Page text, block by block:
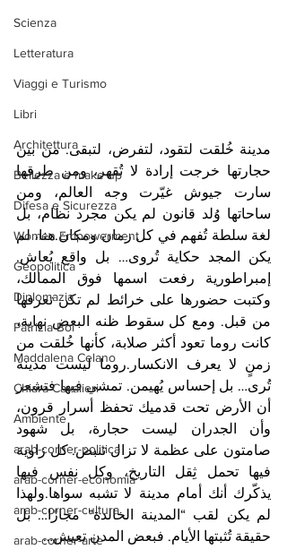
Scienza
Letteratura
Viaggi e Turismo
Libri
Architettura
Bellezza e make up
Difesa e Sicurezza
Women Empowerment
Geopolitica
Diplomazia
Patrizia Boi
Maddalena Celano
Chiara Cavalieri
Ambiente
arab-corner-politica
arab-corner-economia
arab-corner-cultura
arab-corner-arte
مدينة خُلقت لتقود، لتفرض، لتبقى. من بين
حجارتها خرجت إرادة لا تُقهر، ومن طرقها
ساحاتها وُلد قانون لم يكن مجرد نظام، بل
لغة سلطة تُفهم في كل زمان ومكان.هنا، لم
وكتبت حضورها على خرائط لم تكن تعرفها
من قبل. ومع كل سقوط ظنه البعض نهاية،
زمنٍ لا يعرف الانكسار.روما ليست مدينة
تُرى… بل إحساس يُهيمن. تمشي فيها فتشعر
صامتون على عظمة لا تزال تنبض. كل زاوية
لم يكن لقب “المدينة الخالدة” مجازًا… بل
حقيقة تُثبتها الأيام. فبعض المدن تعيش…